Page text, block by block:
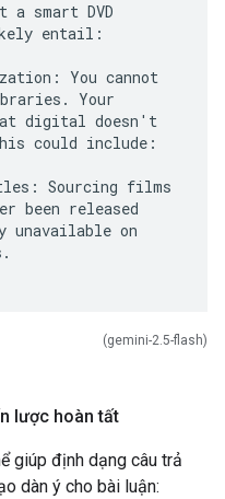
a smart DVD
entail:
You cannot
Your
digital doesn't
could include:
Sourcing films
been released
on
(gemini-2.5-flash)
lược hoàn tất
giúp định dạng câu trả
dàn ý cho bài luận: